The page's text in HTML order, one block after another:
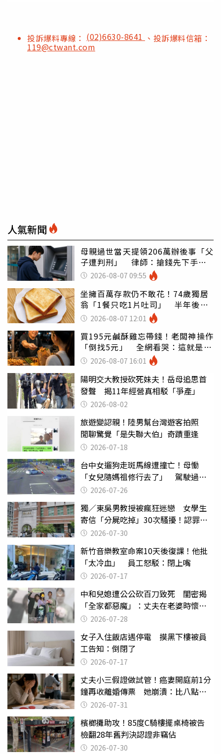
投訴爆料專線： (02)6630-8641 、投訴爆料信箱：
119@ctwant.com
人氣新聞
母親過世當天提領206萬辦後事「父
子遭判刑」 律師：搶錢先下手是
罪 2026-08-07 09:55
坐擁百萬存款仍不敢花！74歲獨居
翁「1餐只吃1片吐司」 半年後暴
瘦嚇壞女兒
2026-08-07 12:01
買195元鹹酥雞忘帶錢！老闆神操作
「倒找5元」 全網看哭：這就是台
灣 2026-08-07 16:01
陽明交大教授砍死妹夫！岳母追思首
發聲 揭11年經營真相駁「爭產」
2026-08-02
旅遊變認親！陸男幫台灣遊客拍照
閒聊驚覺「是失聯大伯」奇蹟重逢
2026-07-18
台中女遛狗走斑馬線遭撞亡！母慟
「女兒隨媽祖修行去了」 駕駛過失
致死判9月
2026-07-26
獨／東吳男教授被瘋狂迷戀 女學生
寄信「分屍吃掉」30次騷擾！認罪免
關 2026-07-30
新竹音樂教室命案10天後復課！他批
「太冷血」 員工怒駁：閉上嘴
2026-07-17
中和兒媳遭公公砍百刀致死 閨密揭
「全家都惡魔」：丈夫在老婆時懷孕
摔東西
2026-07-28
女子入住飯店遇停電 摸黑下樓被員
工告知：倒閉了
2026-07-17
丈夫小三假證做試管！癌妻開庭前1分
鐘再收離婚傳票 她崩潰：比八點檔
還扯2026-07-31
檳榔攤助攻！85度C騎樓擺桌椅被告
檢翻28年舊判決認證非竊佔
2026-07-30